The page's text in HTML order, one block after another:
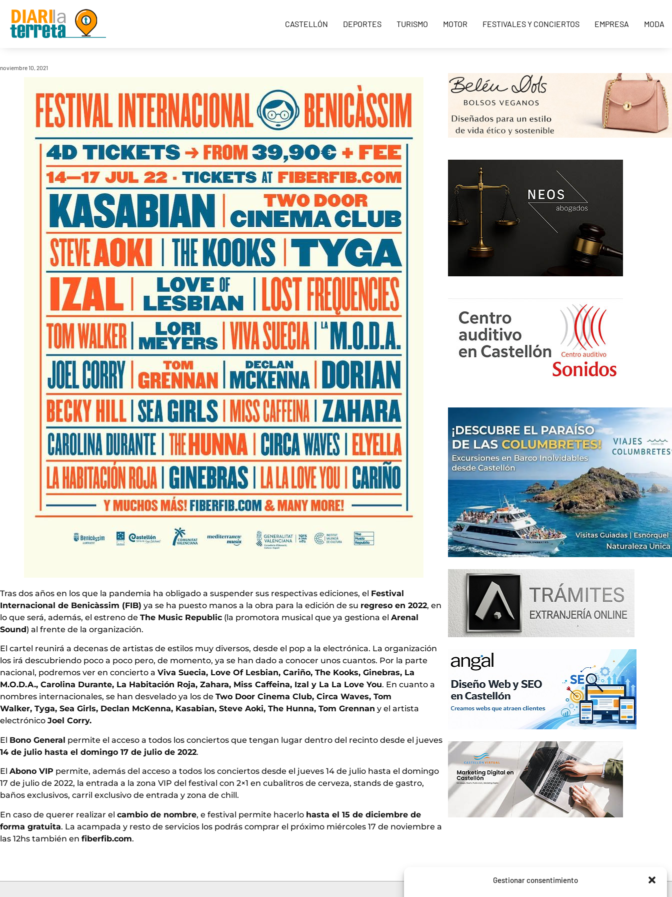
Gestionar consentimiento
CASTELLÓN DEPORTES TURISMO MOTOR FESTIVALES Y CONCIERTOS EMPRESA MODA
noviembre 10, 2021
Tras dos años en los que la pandemia ha obligado a suspender sus respectivas ediciones, el Festival
Internacional de Benicàssim (FIB) ya se ha puesto manos a la obra para la edición de su regreso en 2022, en
lo que será, además, el estreno de The Music Republic (la promotora musical que ya gestiona el Arenal
Sound) al frente de la organización.
El cartel reunirá a decenas de artistas de estilos muy diversos, desde el pop a la electrónica. La organización
los irá descubriendo poco a poco pero, de momento, ya se han dado a conocer unos cuantos. Por la parte
nacional, podremos ver en concierto a Viva Suecia, Love Of Lesbian, Cariño, The Kooks, Ginebras, La
M.O.D.A., Carolina Durante, La Habitación Roja, Zahara, Miss Caffeina, Izal y La La Love You. En cuanto a
nombres internacionales, se han desvelado ya los de Two Door Cinema Club, Circa Waves, Tom
Walker, Tyga, Sea Girls, Declan McKenna, Kasabian, Steve Aoki, The Hunna, Tom Grennan y el artista
electrónico Joel Corry.
El Bono General permite el acceso a todos los conciertos que tengan lugar dentro del recinto desde el jueves
14 de julio hasta el domingo 17 de julio de 2022.
El Abono VIP permite, además del acceso a todos los conciertos desde el jueves 14 de julio hasta el domingo
17 de julio de 2022, la entrada a la zona VIP del festival con 2×1 en cubalitros de cerveza, stands de gastro,
baños exclusivos, carril exclusivo de entrada y zona de chill.
En caso de querer realizar el cambio de nombre, e festival permite hacerlo hasta el 15 de diciembre de
forma gratuita. La acampada y resto de servicios los podrás comprar el próximo miércoles 17 de noviembre a
las 12hs también en fiberfib.com.